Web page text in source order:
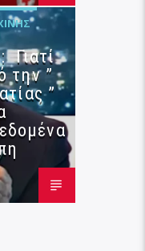
Γιατί
την ”
”